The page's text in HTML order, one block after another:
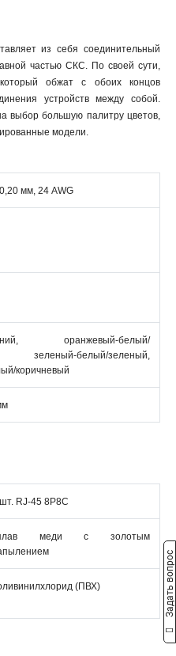
из себя соединительный
частью СКС. По своей сути,
обжат с обоих концов
устройств между собой.
выбор большую палитру цветов,
модели.
мм, 24 AWG
синий, оранжевый-белый/
белый/зеленый,
коричневый
RJ-45 8P8C
меди с золотым
(ПВХ) Задать вопрос